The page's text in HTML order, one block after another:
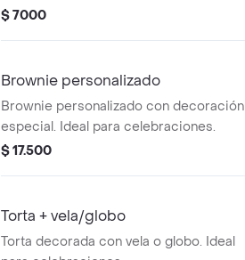
bebida caliente.
$ 7000
Brownie personalizado
Brownie personalizado con decoración
especial. Ideal para celebraciones.
$ 17.500
Torta + vela/globo
Torta decorada con vela o globo. Ideal